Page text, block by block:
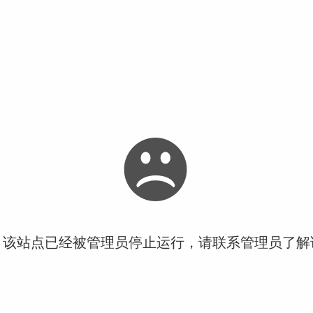
站点已经被管理员停止运行，请联系管理员了